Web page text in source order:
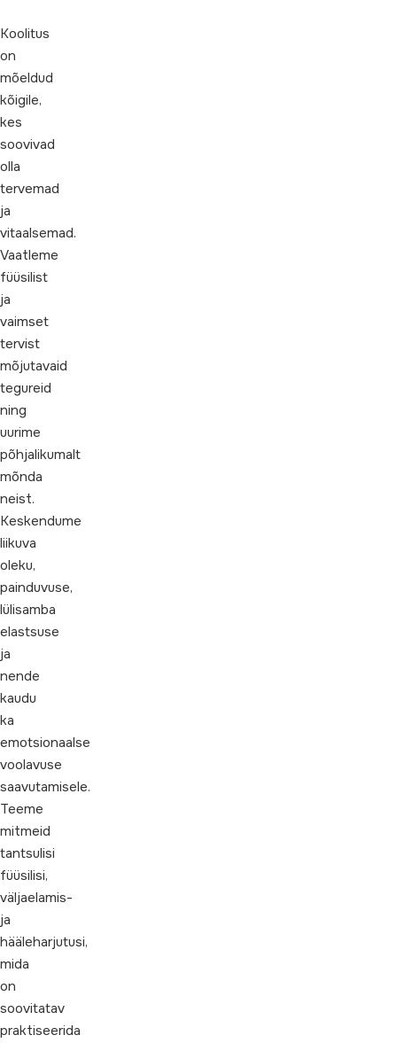
Koolitus
on
mõeldud
kõigile,
kes
soovivad
olla
tervemad
ja
vitaalsemad.
Vaatleme
füüsilist
ja
vaimset
tervist
mõjutavaid
tegureid
ning
uurime
põhjalikumalt
mõnda
neist.
Keskendume
liikuva
oleku,
painduvuse,
lülisamba
elastsuse
ja
nende
kaudu
ka
emotsionaalse
voolavuse
saavutamisele.
Teeme
mitmeid
tantsulisi
füüsilisi,
väljaelamis-
ja
hääleharjutusi,
mida
on
soovitatav
praktiseerida